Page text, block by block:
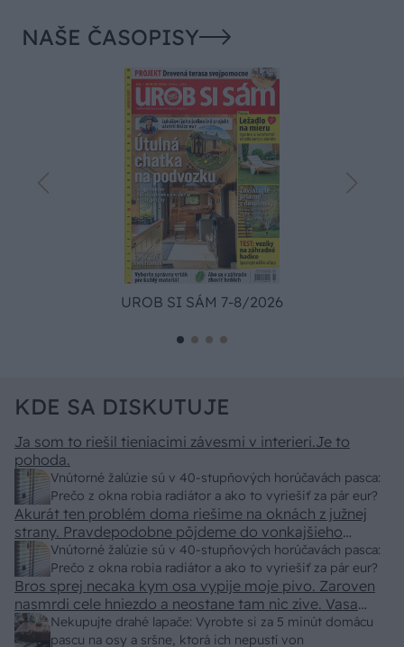
NAŠE ČASOPISY
UROB SI SÁM 7-8/2026
KDE SA DISKUTUJE
Vnútorné žalúzie sú v 40-stupňových horúčavách pasca:
Prečo z okna robia radiátor a ako to vyriešiť za pár eur?
Ja som to riešil tieniacimi závesmi v interieri.Je to
pohoda.
Vnútorné žalúzie sú v 40-stupňových horúčavách pasca:
Prečo z okna robia radiátor a ako to vyriešiť za pár eur?
Akurát ten problém doma riešime na oknách z južnej
strany. Pravdepodobne pôjdeme do vonkajšieho
tienenia na spôsob markízy 250x150cm. Čínsky
predajcovia idú okolo 100 eur kus.
Nekupujte drahé lapače: Vyrobte si za 5 minút domácu
pascu na osy a sršne, ktorá ich nepustí von
Bros sprej necaka kym osa vypije moje pivo. Zaroven
nasmrdi cele hniezdo a neostane tam nic zive. Vasa
pasca naucinke moc efektivne. Skor pritiahne slimaky